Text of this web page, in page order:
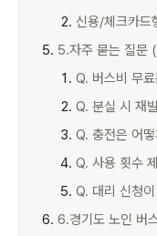
신용/체크카드
5.자주 묻는 질문
Q. 버스비 무
Q. 분실 시 재
Q. 충전은 어
Q. 사용 횟수
Q. 대리 신청
6.경기도 노인 버